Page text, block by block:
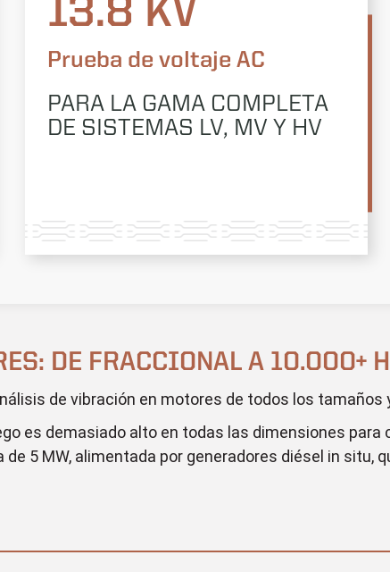
13.8 KV
Prueba de voltaje AC
PARA LA GAMA COMPLETA
DE SISTEMAS LV, MV Y HV
DE FRACCIONAL A 10.000+
de vibración en motores de todos los tamaños
es demasiado alto en todas las dimensiones
5 MW, alimentada por generadores diésel in situ,